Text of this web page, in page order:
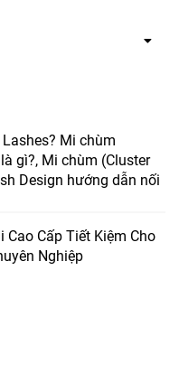
Mi chùm
gì?, Mi chùm (Cluster
Design hướng dẫn nối
Cao Cấp Tiết Kiệm Cho
Nghiệp